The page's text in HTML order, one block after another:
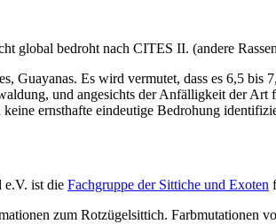
global bedroht nach CITES II. (andere
Guayanas. Es wird vermutet, dass es 6,5
und angesichts der Anfälligkeit der
ernsthafte eindeutige Bedrohung
e.V. ist die Fachgruppe der Sittiche und Exoten
zum Rotzügelsittich. Farbmutationen